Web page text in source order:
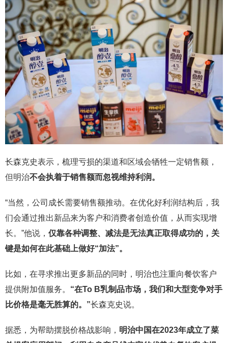
长森克史表示，梳理亏损的渠道和区域会牺牲一定销售额，
但明治不会执着于销售额而忽视维持利润。
“当然，公司成长需要销售额推动。在优化好利润结构后，我
们会通过推出新品来为客户和消费者创造价值，从而实现增
长。”他说， 仅靠各种调整、减法是无法真正取得成功的，关
键是如何在此基础上做好“加法”。
比如，在寻求推出更多新品的同时，明治也注重向餐饮客户
提供附加值服务。 “在To B乳制品市场，我们和大型竞争对手
比价格是毫无胜算的。”长森克史说。
据悉，为帮助摆脱价格战影响， 明治中国在2023年成立了菜